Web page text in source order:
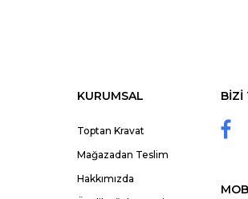
KURUMSAL
Toptan Kravat
Mağazadan Teslim
Hakkımızda
BİZİ